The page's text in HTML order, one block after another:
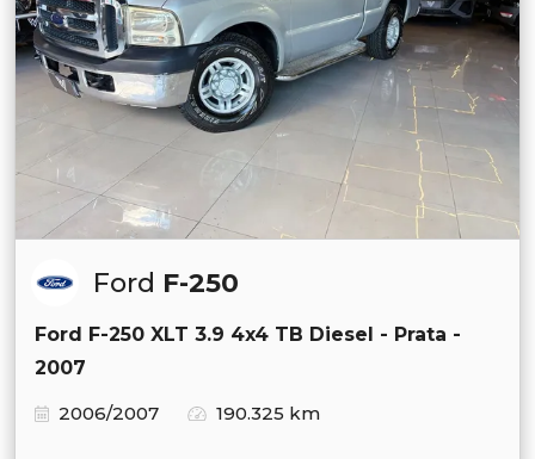
Ford F-250
Ford F-250 XLT 3.9 4x4 TB Diesel - Prata -
2007
2006/2007
190.325 km